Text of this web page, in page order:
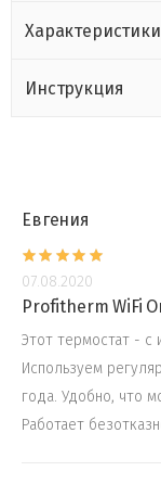
Характеристики
Инструкция
Евгения
07.08.2020
Profitherm WiFi
Этот термостат - с
Используем
года. Удобно, что
Работает